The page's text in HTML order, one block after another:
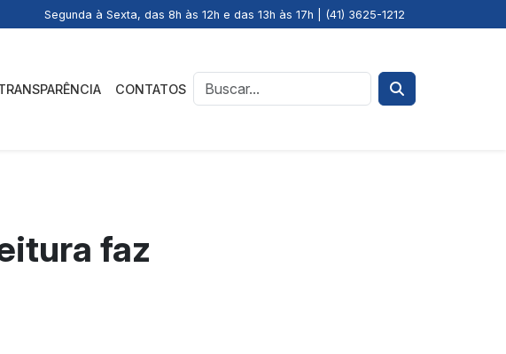
Segunda à Sexta, das 8h às 12h e das 13h às 17h | (41) 3625-1212
CONTATOS
faz